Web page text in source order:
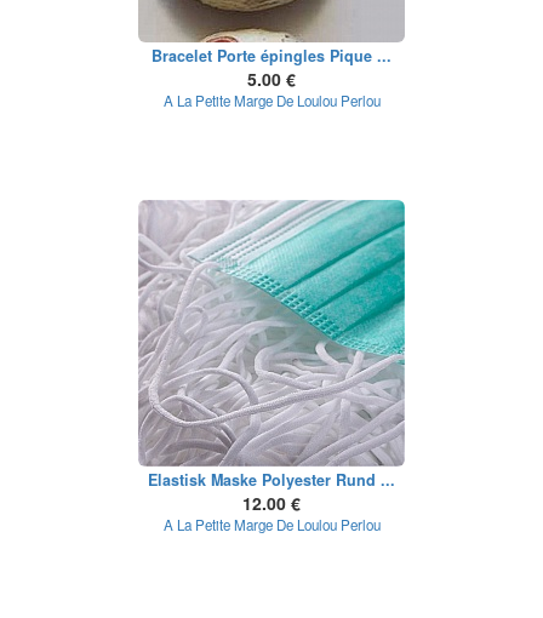
Bracelet Porte épingles Pique ...
5.00 €
A La Petite Marge De Loulou Perlou
Elastisk Maske Polyester Rund ...
12.00 €
A La Petite Marge De Loulou Perlou